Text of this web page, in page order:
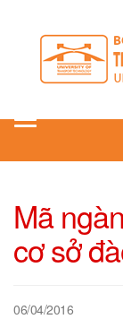
Toggle
Mã
cơ sở
06/04/2016